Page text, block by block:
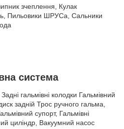
зчеплення, Кулак
Пильовики ШРУСа, Сальники
система
гальмівні колодки Гальмівний
задній Трос ручного гальма,
супорт, Гальмівні
циліндр, Вакуумний насос